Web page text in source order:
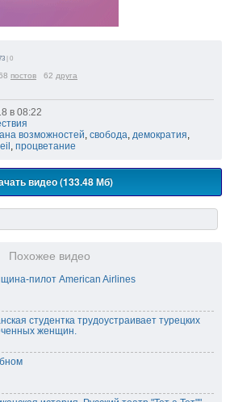
| 0
постов 62 друга
в 08:22
возможностей, свобода, демократия,
, процветание
видео (133.48 Мб)
Похожее видео
пилот American Airlines
студентка трудоустраивает турецких
женщин.